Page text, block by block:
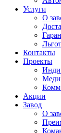
Услуги
О
Контакты
Проекты
Акции
Завод
О